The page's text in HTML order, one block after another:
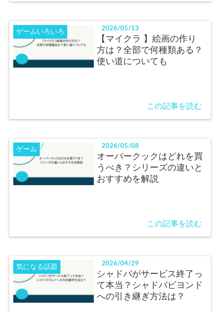
ゲームいろいろ 2026/05/13
【マイクラ 】絵画の作り
方は？全部で何種類ある？
使い道についても
この記事を読む
ゲーム 2026/05/08
オーバークックはどれを買
うべき？シリーズの違いと
おすすめを解説
この記事を読む
気になる話題 2026/04/29
シャドバがサービス終了っ
て本当？シャドバビヨンド
への引き継ぎ方法は？